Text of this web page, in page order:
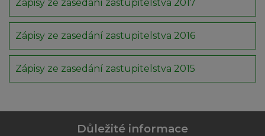
Zápisy ze zasedání zastupitelstva 2017
Zápisy ze zasedání zastupitelstva 2016
Zápisy ze zasedání zastupitelstva 2015
Důležité informace